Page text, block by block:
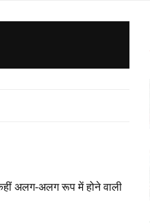
अलग-अलग रूप में होने वाली